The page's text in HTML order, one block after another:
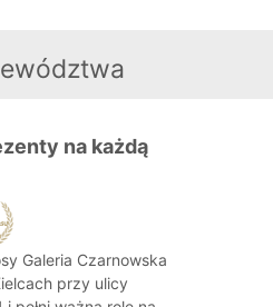
na każdą
Galeria Czarnowska
przy ulicy